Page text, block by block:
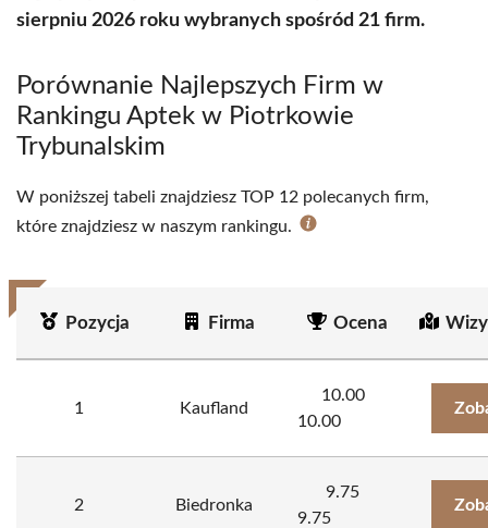
sierpniu 2026 roku wybranych spośród 21 firm.
Porównanie Najlepszych Firm w
Rankingu Aptek w Piotrkowie
Trybunalskim
W poniższej tabeli znajdziesz TOP 12 polecanych firm,
które znajdziesz w naszym rankingu.
Pozycja Firma Ocena
1 Kaufland
10.00
10.00
2 Biedronka
9.75
9.75